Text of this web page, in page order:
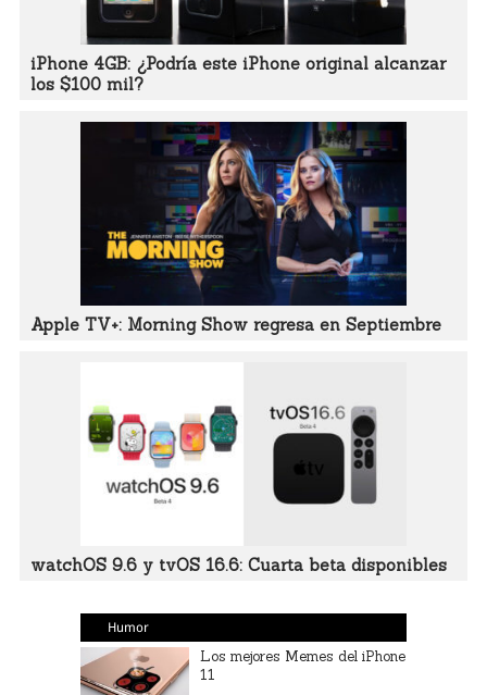
iPhone 4GB: ¿Podría este iPhone original alcanzar
los $100 mil?
Apple TV+: Morning Show regresa en Septiembre
watchOS 9.6 y tvOS 16.6: Cuarta beta disponibles
Humor
Los mejores Memes del iPhone
11